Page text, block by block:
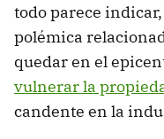
todo parece
polémica
quedar en el
vulnerar la
candente en la